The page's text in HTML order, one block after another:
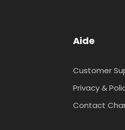
Aide
Customer
Privacy &
Contact